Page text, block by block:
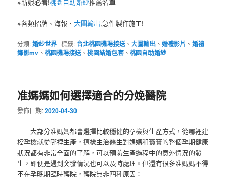
※各類招牌、海報、大圖輸出,急件製作施工!
分類:婚紗世界 |標籤: 台北桃園機場接送 、大圖輸出 、婚禮影片 、婚禮
錄影mv 、桃園機場接送 、桃園結婚包套 、桃園自助婚紗
准媽媽如何選擇適合的分娩醫院
發佈日期:2020-04-30
大部分准媽媽都會選擇比較穩健的孕檢與生產方式，從哪裡建
檔孕檢就從哪裡生產，這樣主治醫生對媽媽和寶寶的整個孕期健康
狀況都有非常全面的了解，可以預防生產過程中的意外情況的發
生，即便是遇到突發情況也可以及時處理。但還有很多准媽媽不得
不在孕晚期臨時轉院，轉院無非四種原因：